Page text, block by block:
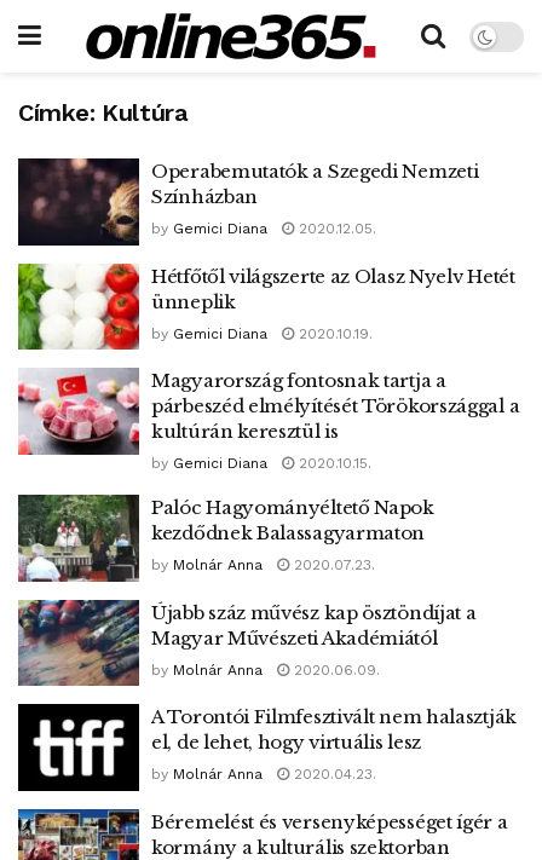
Címke: Kultúra
Operabemutatók a Szegedi Nemzeti
Színházban
by Gemici Diana 2020.12.05.
Hétfőtől világszerte az Olasz Nyelv Hetét
ünneplik
by Gemici Diana 2020.10.19.
Magyarország fontosnak tartja a
párbeszéd elmélyítését Törökországgal a
kultúrán keresztül is
by Gemici Diana 2020.10.15.
Palóc Hagyományéltető Napok
kezdődnek Balassagyarmaton
by Molnár Anna 2020.07.23.
Újabb száz művész kap ösztöndíjat a
Magyar Művészeti Akadémiától
by Molnár Anna 2020.06.09.
A Torontói Filmfesztivált nem halasztják
el, de lehet, hogy virtuális lesz
by Molnár Anna 2020.04.23.
Béremelést és versenyképességet ígér a
kormány a kulturális szektorban